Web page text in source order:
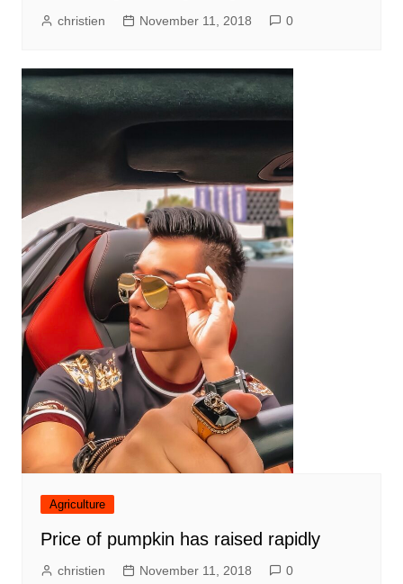
christien November 11, 2018 0
Agriculture
Price of pumpkin has raised rapidly
christien November 11, 2018 0